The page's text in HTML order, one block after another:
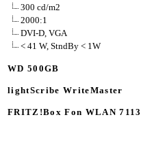
300 cd/m2
2000:1
DVI-D, VGA
< 41 W, StndBy < 1W
WD 500GB
lightScribe WriteMaster
FRITZ!Box Fon WLAN 7113